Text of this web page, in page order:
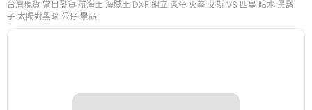
台灣現貨 當日發貨 航海王 海賊王 DXF 組立 炎帝 火拳 艾斯 VS 四皇 暗水 黑鬍
子 太陽對黑暗 公仔 景品